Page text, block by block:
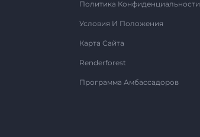
Политика Конфиденциальности
Условия И Положения
Карта Сайта
Renderforest
Программа Амбассадоров